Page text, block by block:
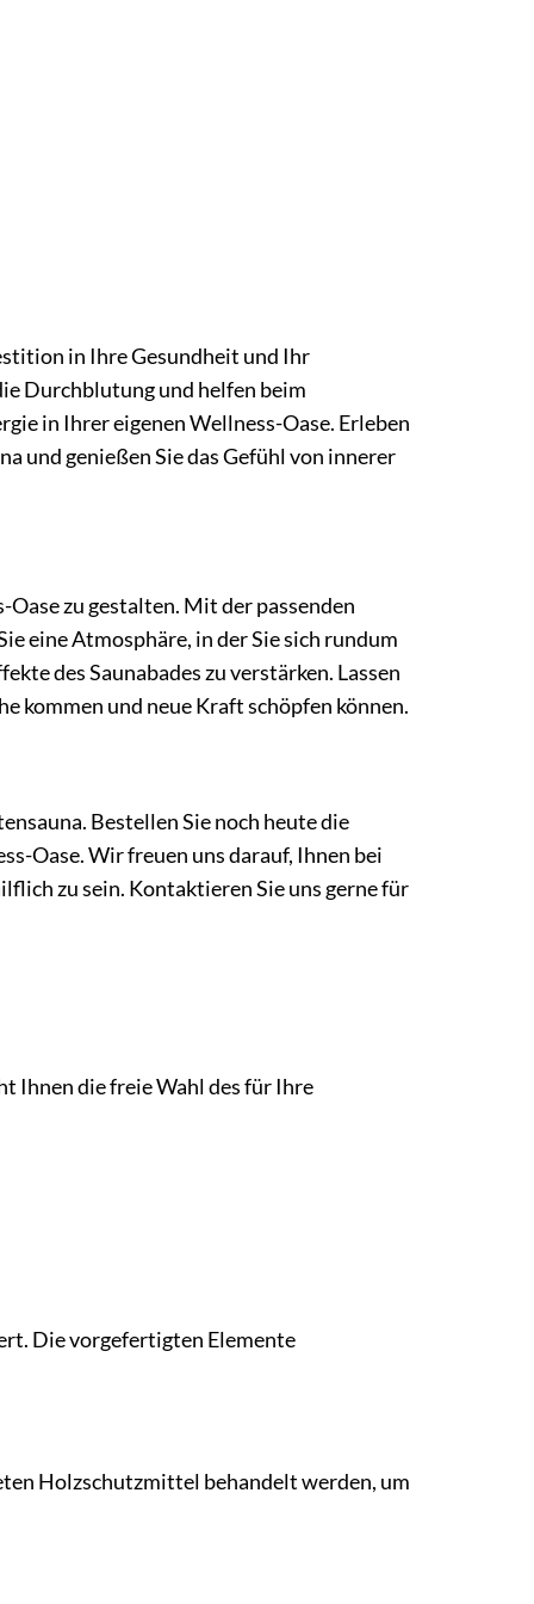
in Ihre Gesundheit und Ihr
Durchblutung und helfen beim
in Ihrer eigenen Wellness-Oase. Erleben
und genießen Sie das Gefühl von innerer
zu gestalten. Mit der passenden
eine Atmosphäre, in der Sie sich rundum
des Saunabades zu verstärken. Lassen
kommen und neue Kraft schöpfen können.
Bestellen Sie noch heute die
Oase. Wir freuen uns darauf, Ihnen bei
zu sein. Kontaktieren Sie uns gerne für
Ihnen die freie Wahl des für Ihre
Die vorgefertigten Elemente
Holzschutzmittel behandelt werden, um